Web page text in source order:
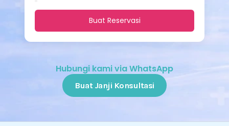
Buat Reservasi
Hubungi kami via WhatsApp
Buat Janji Konsultasi